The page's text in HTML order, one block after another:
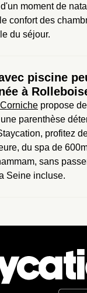
moment de
confort des
du séjour.
piscine
à
propose
parenthèse
profitez
du spa de
sans
Seine incluse.